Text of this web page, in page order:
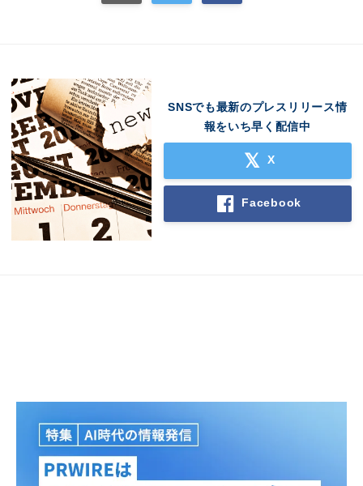
SNSでも最新のプレスリリース情
報をいち早く配信中
X
Facebook